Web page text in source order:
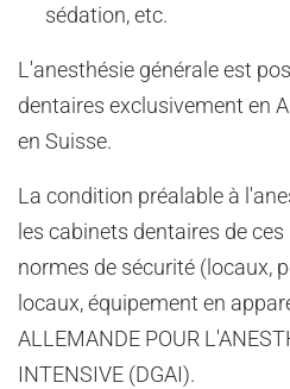
sédation, etc.
L'anesthésie générale est
dentaires exclusivement en
en Suisse.
La condition préalable à
les cabinets dentaires de
normes de sécurité (locaux,
locaux, équipement en
ALLEMANDE POUR
INTENSIVE (DGAI).